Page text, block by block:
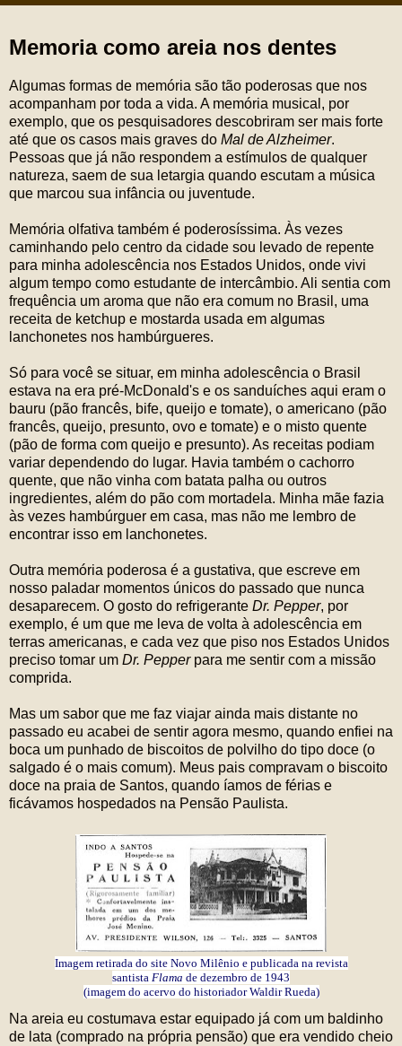
Memoria como areia nos dentes
Algumas formas de memória são tão poderosas que nos
acompanham por toda a vida. A memória musical, por
exemplo, que os pesquisadores descobriram ser mais forte
até que os casos mais graves do Mal de Alzheimer.
Pessoas que já não respondem a estímulos de qualquer
natureza, saem de sua letargia quando escutam a música
que marcou sua infância ou juventude.
Memória olfativa também é poderosíssima. Às vezes
caminhando pelo centro da cidade sou levado de repente
para minha adolescência nos Estados Unidos, onde vivi
algum tempo como estudante de intercâmbio. Ali sentia com
frequência um aroma que não era comum no Brasil, uma
receita de ketchup e mostarda usada em algumas
lanchonetes nos hambúrgueres.
Só para você se situar, em minha adolescência o Brasil
estava na era pré-McDonald's e os sanduíches aqui eram o
bauru (pão francês, bife, queijo e tomate), o americano (pão
francês, queijo, presunto, ovo e tomate) e o misto quente
(pão de forma com queijo e presunto). As receitas podiam
variar dependendo do lugar. Havia também o cachorro
quente, que não vinha com batata palha ou outros
ingredientes, além do pão com mortadela. Minha mãe fazia
às vezes hambúrguer em casa, mas não me lembro de
encontrar isso em lanchonetes.
Outra memória poderosa é a gustativa, que escreve em
nosso paladar momentos únicos do passado que nunca
desaparecem. O gosto do refrigerante Dr. Pepper, por
exemplo, é um que me leva de volta à adolescência em
terras americanas, e cada vez que piso nos Estados Unidos
preciso tomar um Dr. Pepper para me sentir com a missão
comprida.
Mas um sabor que me faz viajar ainda mais distante no
passado eu acabei de sentir agora mesmo, quando enfiei na
boca um punhado de biscoitos de polvilho do tipo doce (o
salgado é o mais comum). Meus pais compravam o biscoito
doce na praia de Santos, quando íamos de férias e
ficávamos hospedados na Pensão Paulista.
Imagem retirada do site Novo Milênio e publicada na revista
santista Flama de dezembro de 1943
(imagem do acervo do historiador Waldir Rueda)
Na areia eu costumava estar equipado já com um baldinho
de lata (comprado na própria pensão) que era vendido cheio